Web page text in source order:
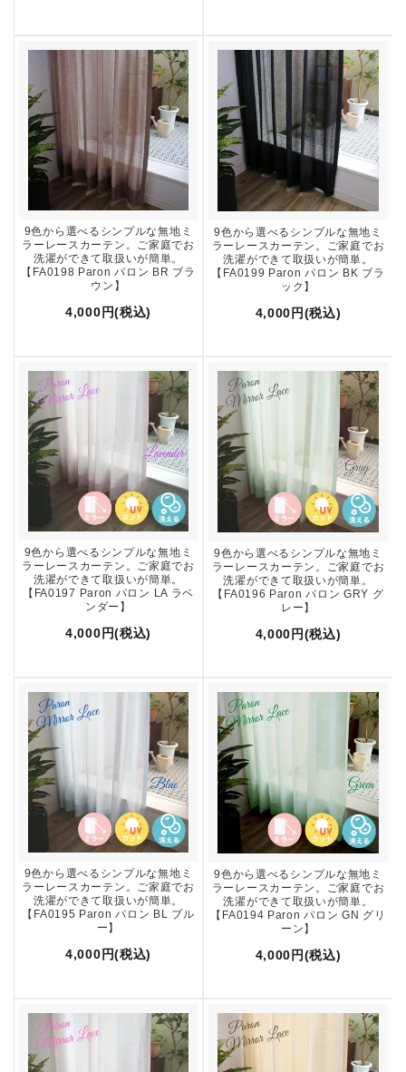
9色から選べるシンプルな無地ミ
ラーレースカーテン。ご家庭でお
洗濯ができて取扱いが簡単。
【FA0198 Paron パロン BR ブラ
ウン】
4,000円(税込)
9色から選べるシンプルな無地ミ
ラーレースカーテン。ご家庭でお
洗濯ができて取扱いが簡単。
【FA0199 Paron パロン BK ブラ
ック】
4,000円(税込)
9色から選べるシンプルな無地ミ
ラーレースカーテン。ご家庭でお
洗濯ができて取扱いが簡単。
【FA0197 Paron パロン LA ラベ
ンダー】
4,000円(税込)
9色から選べるシンプルな無地ミ
ラーレースカーテン。ご家庭でお
洗濯ができて取扱いが簡単。
【FA0196 Paron パロン GRY グ
レー】
4,000円(税込)
9色から選べるシンプルな無地ミ
ラーレースカーテン。ご家庭でお
洗濯ができて取扱いが簡単。
【FA0195 Paron パロン BL ブル
ー】
4,000円(税込)
9色から選べるシンプルな無地ミ
ラーレースカーテン。ご家庭でお
洗濯ができて取扱いが簡単。
【FA0194 Paron パロン GN グリ
ーン】
4,000円(税込)